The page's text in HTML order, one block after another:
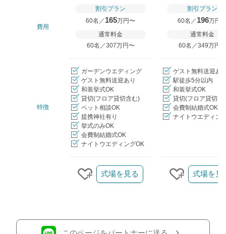
費用
割引プラン
60名／ 165万円〜
通常料金
60名／307万円〜
割引プラン
60名／ 196万円
通常料金
60名／349万円〜
特徴
ガーデンウエディング
ゲスト無料送迎あり
和装挙式OK
貸切(フロア貸切含む)
ペット相談OK
提携神社有り
挙式のみOK
会費制結婚式OK
ナイトウエディングOK
ゲスト無料送迎あ
駅徒歩5分以内
和装挙式OK
貸切(フロア貸切含
会費制結婚式OK
ナイトウエディン
クリップする
式場を見る
クリップす
式場を見